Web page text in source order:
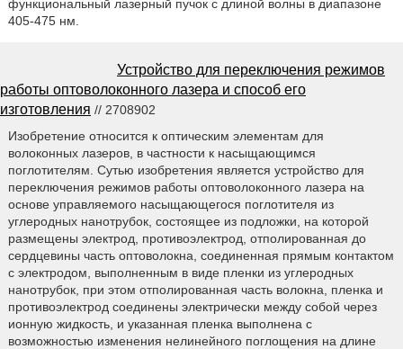
функциональный лазерный пучок с длиной волны в диапазоне
405-475 нм.
Устройство для переключения режимов
работы оптоволоконного лазера и способ его
изготовления // 2708902
Изобретение относится к оптическим элементам для
волоконных лазеров, в частности к насыщающимся
поглотителям. Сутью изобретения является устройство для
переключения режимов работы оптоволоконного лазера на
основе управляемого насыщающегося поглотителя из
углеродных нанотрубок, состоящее из подложки, на которой
размещены электрод, противоэлектрод, отполированная до
сердцевины часть оптоволокна, соединенная прямым контактом
с электродом, выполненным в виде пленки из углеродных
нанотрубок, при этом отполированная часть волокна, пленка и
противоэлектрод соединены электрически между собой через
ионную жидкость, и указанная пленка выполнена с
возможностью изменения нелинейного поглощения на длине